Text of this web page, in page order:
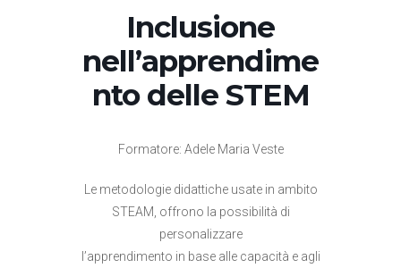
Inclusione
nell’apprendime
nto delle STEM
Formatore: Adele Maria Veste
Le metodologie didattiche usate in ambito
STEAM, offrono la possibilità di
personalizzare
l’apprendimento in base alle capacità e agli